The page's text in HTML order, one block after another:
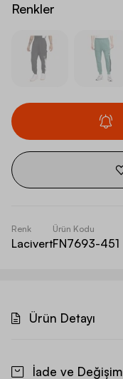
Renkler
Renk
Lacivert
Ürün Kodu
FN7693-451
Ürün Detayı
İade ve Değişim